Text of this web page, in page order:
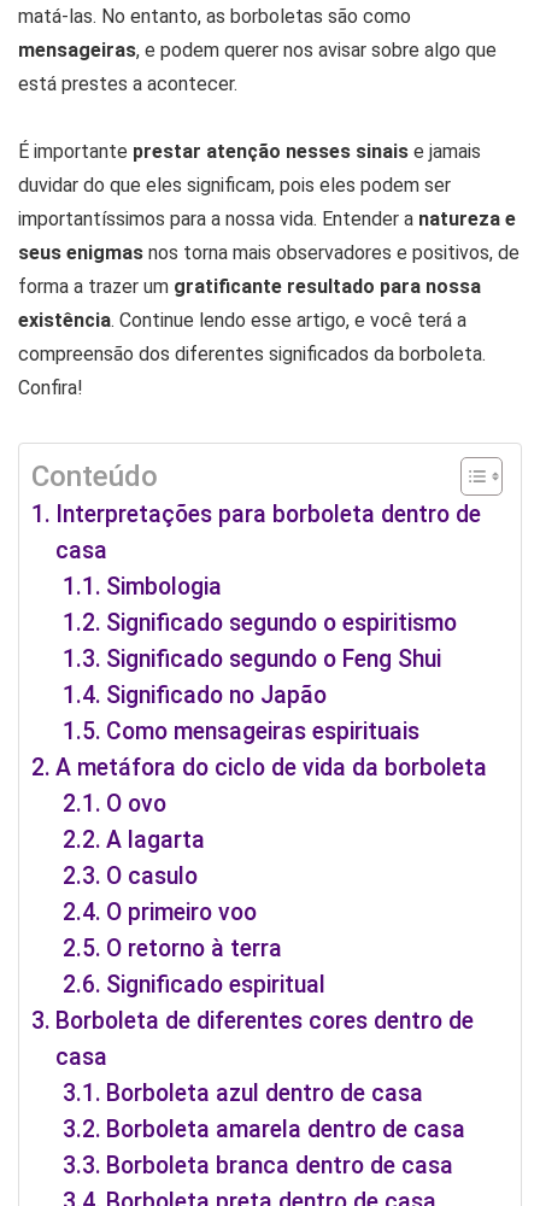
matá-las. No entanto, as borboletas são como
mensageiras, e podem querer nos avisar sobre algo que
está prestes a acontecer.
É importante prestar atenção nesses sinais e jamais
duvidar do que eles significam, pois eles podem ser
importantíssimos para a nossa vida. Entender a natureza e
seus enigmas nos torna mais observadores e positivos, de
forma a trazer um gratificante resultado para nossa
existência. Continue lendo esse artigo, e você terá a
compreensão dos diferentes significados da borboleta.
Confira!
Conteúdo
Interpretações para borboleta dentro de
casa
Simbologia
Significado segundo o espiritismo
Significado segundo o Feng Shui
Significado no Japão
Como mensageiras espirituais
A metáfora do ciclo de vida da borboleta
O ovo
A lagarta
O casulo
O primeiro voo
O retorno à terra
Significado espiritual
Borboleta de diferentes cores dentro de
casa
Borboleta azul dentro de casa
Borboleta amarela dentro de casa
Borboleta branca dentro de casa